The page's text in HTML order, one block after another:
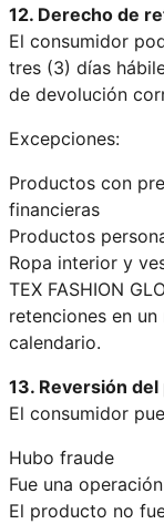
12. Derecho de
El consumidor
tres (3) días
de devolución
Excepciones:
Productos con
financieras
Productos
Ropa interior y
TEX FASHION
retenciones en
calendario.
13. Reversión del
El consumidor
Hubo fraude
Fue una
El producto no